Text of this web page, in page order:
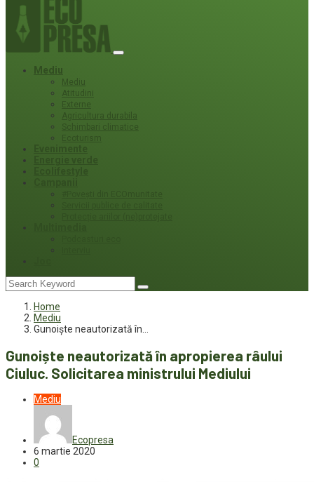
Mediu
Mediu
Atitudini
Externe
Agricultura durabila
Schimbari climatice
Ecoturism
Home
Mediu
Gunoiște neautorizată în…
Gunoiște neautorizată în apropierea râului
Ciuluc. Solicitarea ministrului Mediului
Mediu
Ecopresa
6 martie 2020
0